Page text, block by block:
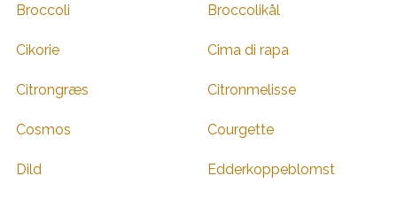
Broccoli Broccolikål
Cikorie Cima di rapa
Citrongræs Citronmelisse
Cosmos Courgette
Dild Edderkoppeblomst